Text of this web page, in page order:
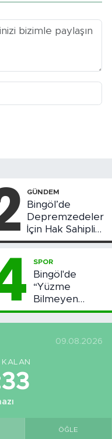
GÜNDEM
Bingöl’de
Depremzedeler
İçin Hak Sahipliği
Askı Süreci
SPOR
Bingöl'de
“Yüzme
Bilmeyen
Kalmasın”
Projesi Devam
Ediyor
09.08.2026
KALAN
ÖĞLE